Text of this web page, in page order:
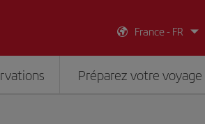
France - FR
Préparez votre voyage